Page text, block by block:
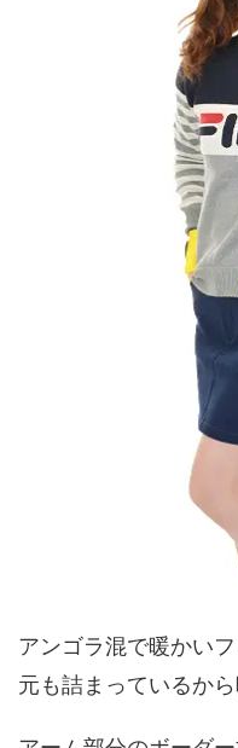
アンゴラ混で暖かい
元も詰まっているか